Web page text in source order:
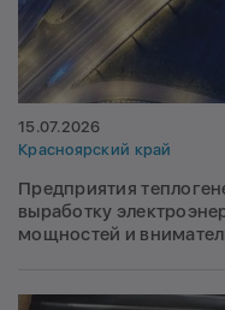
15.07.2026
Красноярский край
Предприятия
выработку
мощностей и